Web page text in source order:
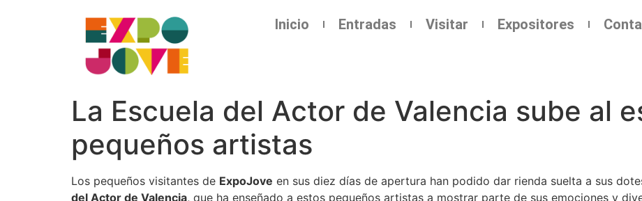
Inicio Entradas Visitar Expositores
La Escuela del Actor de Valencia sube al
pequeños artistas
Los pequeños visitantes de ExpoJove en sus diez días de apertura han podido dar rienda suelta a sus
del Actor de Valencia, que ha enseñado a estos pequeños artistas a mostrar parte de sus emociones y